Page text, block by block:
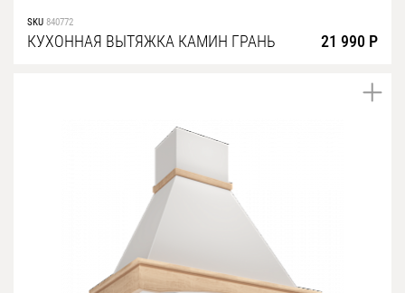
SKU 840772
КУХОННАЯ ВЫТЯЖКА КАМИН ГРАНЬ 21 990 Р